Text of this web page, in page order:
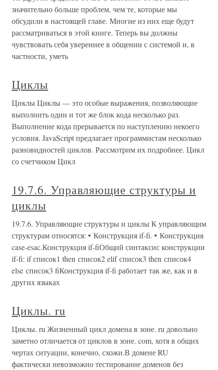
значительно больше проблем, чем те, которые мы
обсудили в настоящей главе. Многие из них еще будут
рассматриваться в этой книге. Теперь вы должны
чувствовать себя увереннее в общении с системой и, в
частности, уметь
Циклы
Циклы Циклы — это особые выражения, позволяющие
выполнить один и тот же блок кода несколько раз.
Выполнение кода прерывается по наступлению некоего
условия. JavaScript предлагает программистам несколько
разновидностей циклов. Рассмотрим их подробнее. Цикл
со счетчиком Цикл
19.7.6. Управляющие структуры и
циклы
19.7.6. Управляющие структуры и циклы К управляющим
структурам относятся: • Конструкция if-fi. • Конструкция
case-esac.Конструкция if-fiОбщий синтаксис конструкции
if-fi: if список1 then список2 elif список3 then список4
else список3 fiКонструкция if-fi работает так же, как и в
других языках
Циклы. ru
Циклы. ru Жизненный цикл домена в зоне. ru довольно
заметно отличается от циклов в зоне. com, хотя в общих
чертах ситуации, конечно, схожи.В домене RU
фактически невозможно тестирование доменов без